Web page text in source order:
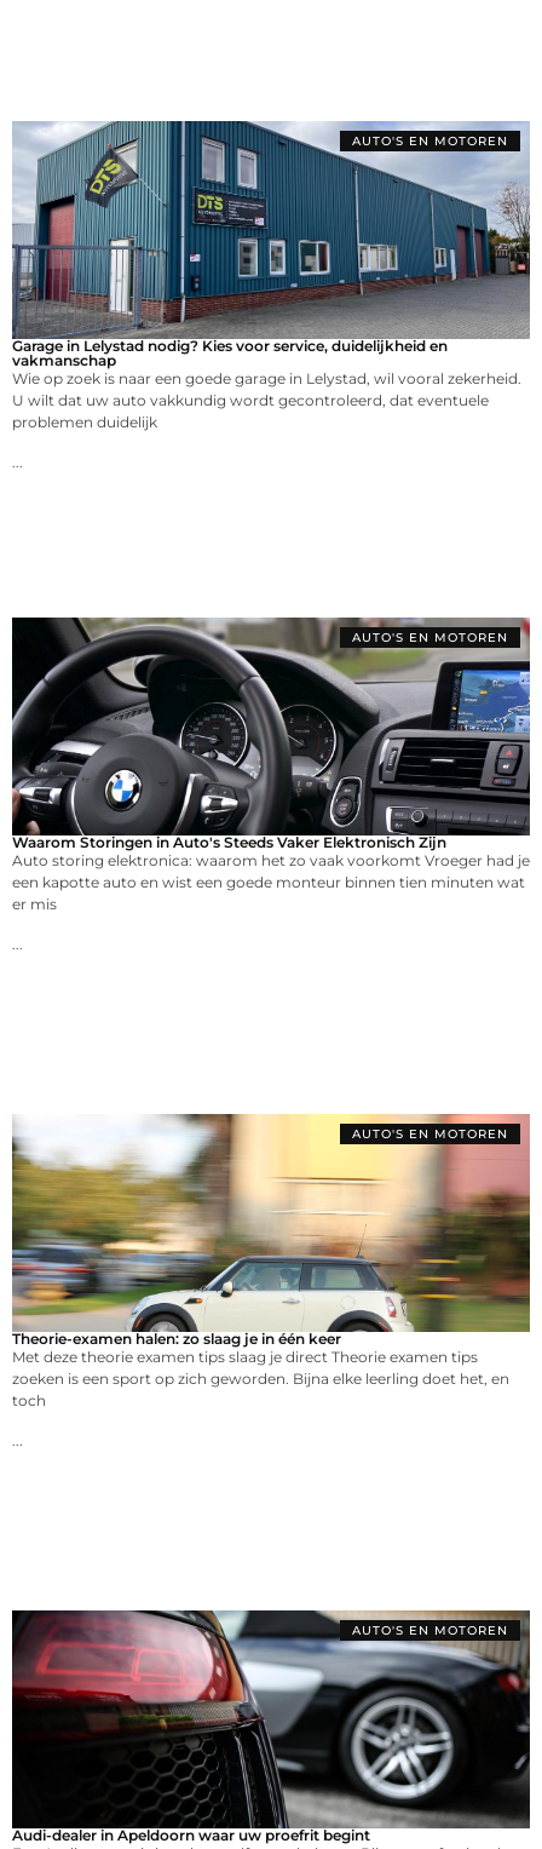
AUTO'S EN MOTOREN
Garage in Lelystad nodig? Kies voor service, duidelijkheid en
vakmanschap
Wie op zoek is naar een goede garage in Lelystad, wil vooral zekerheid.
U wilt dat uw auto vakkundig wordt gecontroleerd, dat eventuele
problemen duidelijk
AUTO'S EN MOTOREN
Waarom Storingen in Auto's Steeds Vaker Elektronisch Zijn
Auto storing elektronica: waarom het zo vaak voorkomt Vroeger had je
een kapotte auto en wist een goede monteur binnen tien minuten wat
er mis
AUTO'S EN MOTOREN
Theorie-examen halen: zo slaag je in één keer
Met deze theorie examen tips slaag je direct Theorie examen tips
zoeken is een sport op zich geworden. Bijna elke leerling doet het, en
toch
AUTO'S EN MOTOREN
Audi-dealer in Apeldoorn waar uw proefrit begint